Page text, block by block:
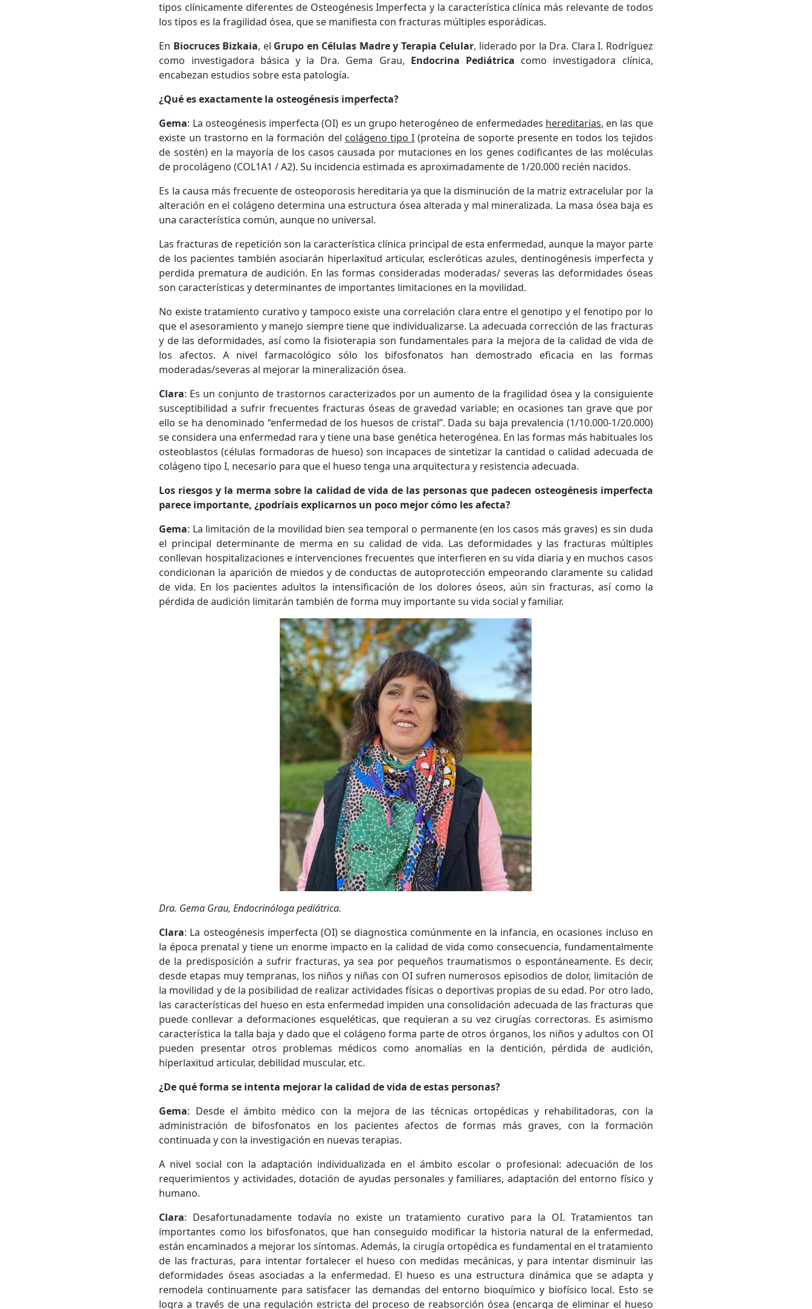
tipos clínicamente diferentes de Osteogénesis Imperfecta y la característica clínica más relevante de todos
los tipos es la fragilidad ósea, que se manifiesta con fracturas múltiples esporádicas.
En Biocruces Bizkaia, el Grupo en Células Madre y Terapia Celular, liderado por la Dra. Clara I. Rodríguez
como investigadora básica y la Dra. Gema Grau, Endocrina Pediátrica como investigadora clínica,
encabezan estudios sobre esta patología.
¿Qué es exactamente la osteogénesis imperfecta?
Gema: La osteogénesis imperfecta (OI) es un grupo heterogéneo de enfermedades hereditarias, en las que
existe un trastorno en la formación del colágeno tipo I (proteína de soporte presente en todos los tejidos
de sostén) en la mayoría de los casos causada por mutaciones en los genes codificantes de las moléculas
de procolágeno (COL1A1 / A2). Su incidencia estimada es aproximadamente de 1/20.000 recién nacidos.
Es la causa más frecuente de osteoporosis hereditaria ya que la disminución de la matriz extracelular por la
alteración en el colágeno determina una estructura ósea alterada y mal mineralizada. La masa ósea baja es
una característica común, aunque no universal.
Las fracturas de repetición son la característica clínica principal de esta enfermedad, aunque la mayor parte
de los pacientes también asociarán hiperlaxitud articular, escleróticas azules, dentinogénesis imperfecta y
perdida prematura de audición. En las formas consideradas moderadas/ severas las deformidades óseas
son características y determinantes de importantes limitaciones en la movilidad.
No existe tratamiento curativo y tampoco existe una correlación clara entre el genotipo y el fenotipo por lo
que el asesoramiento y manejo siempre tiene que individualizarse. La adecuada corrección de las fracturas
y de las deformidades, así como la fisioterapia son fundamentales para la mejora de la calidad de vida de
los afectos. A nivel farmacológico sólo los bifosfonatos han demostrado eficacia en las formas
moderadas/severas al mejorar la mineralización ósea.
Clara: Es un conjunto de trastornos caracterizados por un aumento de la fragilidad ósea y la consiguiente
susceptibilidad a sufrir frecuentes fracturas óseas de gravedad variable; en ocasiones tan grave que por
ello se ha denominado “enfermedad de los huesos de cristal”. Dada su baja prevalencia (1/10.000-1/20.000)
se considera una enfermedad rara y tiene una base genética heterogénea. En las formas más habituales los
osteoblastos (células formadoras de hueso) son incapaces de sintetizar la cantidad o calidad adecuada de
colágeno tipo I, necesario para que el hueso tenga una arquitectura y resistencia adecuada.
Los riesgos y la merma sobre la calidad de vida de las personas que padecen osteogénesis imperfecta
parece importante, ¿podríais explicarnos un poco mejor cómo les afecta?
Gema: La limitación de la movilidad bien sea temporal o permanente (en los casos más graves) es sin duda
el principal determinante de merma en su calidad de vida. Las deformidades y las fracturas múltiples
conllevan hospitalizaciones e intervenciones frecuentes que interfieren en su vida diaria y en muchos casos
condicionan la aparición de miedos y de conductas de autoprotección empeorando claramente su calidad
de vida. En los pacientes adultos la intensificación de los dolores óseos, aún sin fracturas, así como la
pérdida de audición limitarán también de forma muy importante su vida social y familiar.
Dra. Gema Grau, Endocrinóloga pediátrica.
Clara: La osteogénesis imperfecta (OI) se diagnostica comúnmente en la infancia, en ocasiones incluso en
la época prenatal y tiene un enorme impacto en la calidad de vida como consecuencia, fundamentalmente
de la predisposición a sufrir fracturas, ya sea por pequeños traumatismos o espontáneamente. Es decir,
desde etapas muy tempranas, los niños y niñas con OI sufren numerosos episodios de dolor, limitación de
la movilidad y de la posibilidad de realizar actividades físicas o deportivas propias de su edad. Por otro lado,
las características del hueso en esta enfermedad impiden una consolidación adecuada de las fracturas que
puede conllevar a deformaciones esqueléticas, que requieran a su vez cirugías correctoras. Es asimismo
característica la talla baja y dado que el colágeno forma parte de otros órganos, los niños y adultos con OI
pueden presentar otros problemas médicos como anomalías en la dentición, pérdida de audición,
hiperlaxitud articular, debilidad muscular, etc.
¿De qué forma se intenta mejorar la calidad de vida de estas personas?
Gema: Desde el ámbito médico con la mejora de las técnicas ortopédicas y rehabilitadoras, con la
administración de bifosfonatos en los pacientes afectos de formas más graves, con la formación
continuada y con la investigación en nuevas terapias.
A nivel social con la adaptación individualizada en el ámbito escolar o profesional: adecuación de los
requerimientos y actividades, dotación de ayudas personales y familiares, adaptación del entorno físico y
humano.
Clara: Desafortunadamente todavía no existe un tratamiento curativo para la OI. Tratamientos tan
importantes como los bifosfonatos, que han conseguido modificar la historia natural de la enfermedad,
están encaminados a mejorar los síntomas. Además, la cirugía ortopédica es fundamental en el tratamiento
de las fracturas, para intentar fortalecer el hueso con medidas mecánicas, y para intentar disminuir las
deformidades óseas asociadas a la enfermedad. El hueso es una estructura dinámica que se adapta y
remodela continuamente para satisfacer las demandas del entorno bioquímico y biofísico local. Esto se
logra a través de una regulación estricta del proceso de reabsorción ósea (encarga de eliminar el hueso